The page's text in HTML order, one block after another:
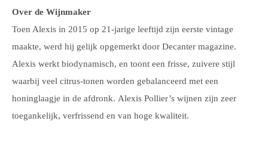
Over de Wijnmaker
Toen Alexis in 2015 op 21-jarige leeftijd zijn eerste vintage
maakte, werd hij gelijk opgemerkt door Decanter magazine.
Alexis werkt biodynamisch, en toont een frisse, zuivere stijl
waarbij veel citrus-tonen worden gebalanceerd met een
honinglaagje in de afdronk. Alexis Pollier’s wijnen zijn zeer
toegankelijk, verfrissend en van hoge kwaliteit.